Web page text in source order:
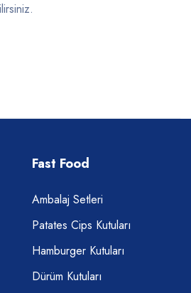
Fast Food
Ambalaj Setleri
Patates Cips Kutuları
Hamburger Kutuları
Dürüm Kutuları